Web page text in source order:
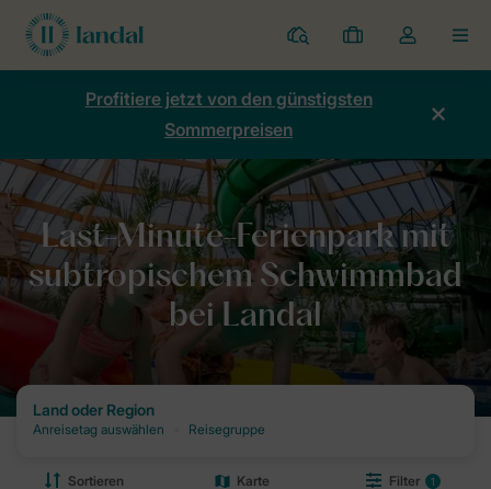
Ferienparks
Meine
Buchungen
Dropdown-
Menü
Kontos
Profitiere jetzt von den günstigsten
Sommerpreisen
Home Urlaub Last Minutes Last-Minute-Ferienpark mit